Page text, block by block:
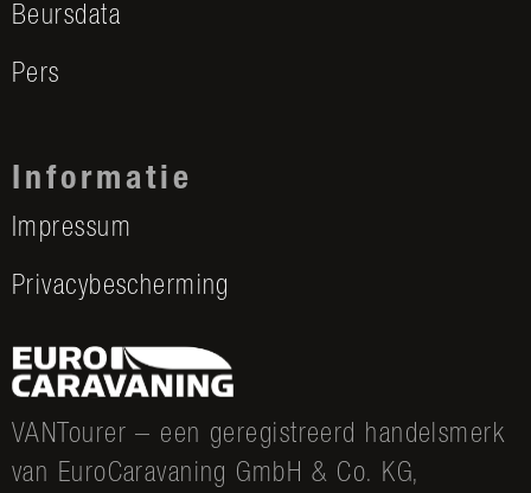
Beursdata
Pers
Informatie
Impressum
Privacybescherming
VANTourer – een geregistreerd handelsmerk
van EuroCaravaning GmbH & Co. KG,